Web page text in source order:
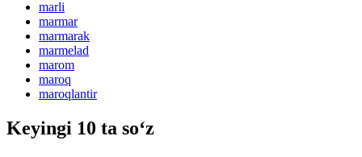
marli
marmar
marmarak
marmelad
marom
maroq
maroqlantir
Keyingi 10 ta so‘z